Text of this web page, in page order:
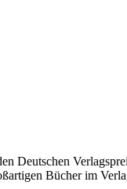
Deutschen
Bücher im